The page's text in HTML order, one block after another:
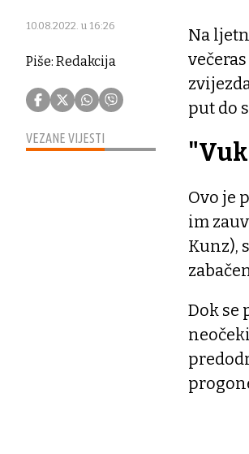
10.08.2022. u 16:26
Piše: Redakcija
VEZANE VIJESTI
Na
put do
Ovo je
im
Kunz),
Dok se